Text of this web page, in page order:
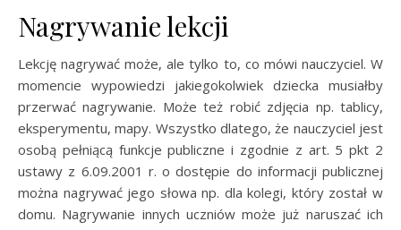
Nagrywanie lekcji
Lekcję nagrywać może, ale tylko to, co mówi nauczyciel. W
momencie wypowiedzi jakiegokolwiek dziecka musiałby
przerwać nagrywanie. Może też robić zdjęcia np. tablicy,
eksperymentu, mapy. Wszystko dlatego, że nauczyciel jest
osobą pełniącą funkcje publiczne i zgodnie z art. 5 pkt 2
ustawy z 6.09.2001 r. o dostępie do informacji publicznej
można nagrywać jego słowa np. dla kolegi, który został w
domu. Nagrywanie innych uczniów może już naruszać ich